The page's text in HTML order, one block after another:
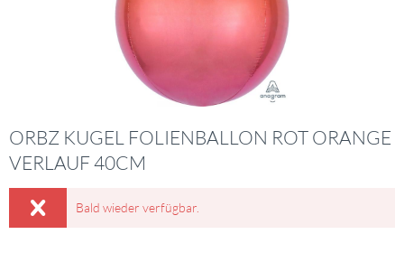
ORBZ KUGEL FOLIENBALLON ROT ORANGE
VERLAUF 40CM
Bald wieder verfügbar.